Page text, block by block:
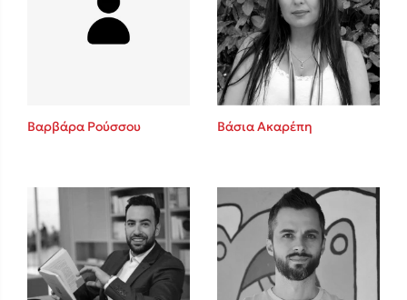
Playlist
Το λεξικό της ζωής σου
Βαρβάρα Ρούσσου Βάσια Ακαρέπη